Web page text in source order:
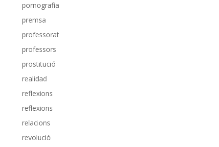
pornografia
premsa
professorat
professors
prostitució
realidad
reflexions
reflexions
relacions
revolució